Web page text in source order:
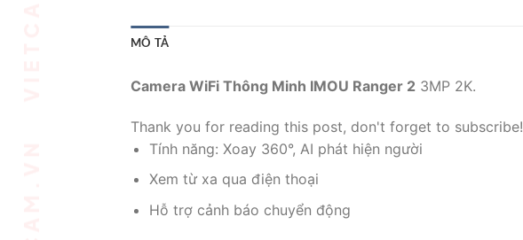
MÔ TẢ
Camera WiFi Thông Minh IMOU Ranger 2 3MP 2K.
Thank you for reading this post, don't forget to subscribe!
Tính năng: Xoay 360°, AI phát hiện người
Xem từ xa qua điện thoại
Hỗ trợ cảnh báo chuyển động